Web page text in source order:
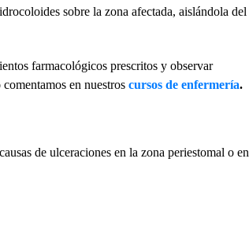
sobre la zona afectada, aislándola del
farmacológicos prescritos y observar
en nuestros cursos de enfermería.
de ulceraciones en la zona periestomal o en